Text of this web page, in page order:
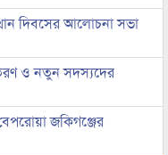
দিবসের আলোচনা সভা
ও নতুন সদস্যদের
জকিগঞ্জের